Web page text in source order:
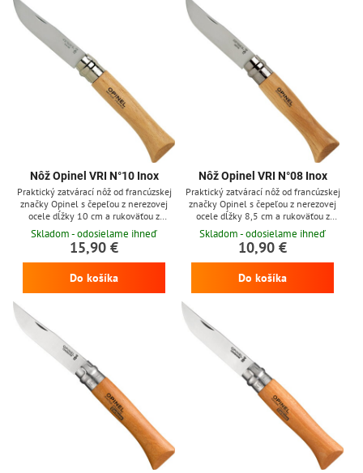
Nôž Opinel VRI N°10 Inox
Praktický zatvárací nôž od francúzskej
značky Opinel s čepeľou z nerezovej
ocele dĺžky 10 cm a rukoväťou z
bukového dreva, nôž obsahuje otočnú
poistku Viroblock
Skladom - odosielame ihneď
15,90 €
Do košíka
Nôž Opinel VRI N°08 Inox
Praktický zatvárací nôž od francúzskej
značky Opinel s čepeľou z nerezovej
ocele dĺžky 8,5 cm a rukoväťou z
bukového dreva, nôž obsahuje otočnú
poistku Viroblock
Skladom - odosielame ihneď
10,90 €
Do košíka